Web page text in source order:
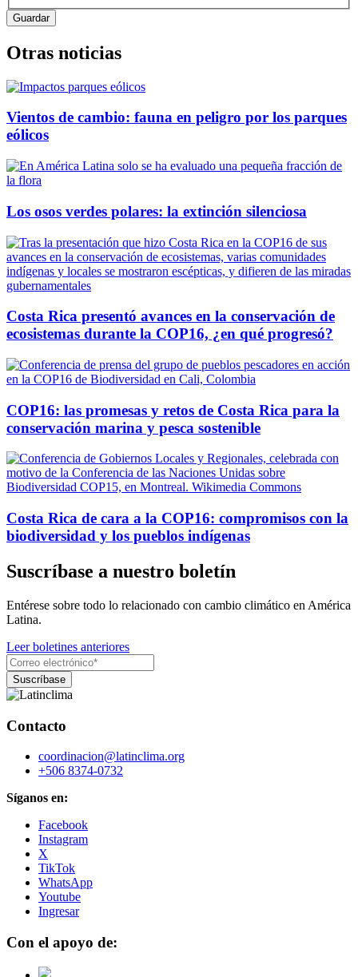
Otras noticias
Vientos de cambio: fauna en peligro por los parques
eólicos
Los osos verdes polares: la extinción silenciosa
Costa Rica presentó avances en la conservación de
ecosistemas durante la COP16, ¿en qué progresó?
COP16: las promesas y retos de Costa Rica para la
conservación marina y pesca sostenible
Costa Rica de cara a la COP16: compromisos con la
biodiversidad y los pueblos indígenas
Suscríbase a nuestro boletín
Entérese sobre todo lo relacionado con cambio climático en América
Latina.
Leer boletines anteriores
Contacto
coordinacion@latinclima.org
+506 8374-0732
Síganos en:
Facebook
Instagram
X
TikTok
WhatsApp
Youtube
Ingresar
Con el apoyo de: